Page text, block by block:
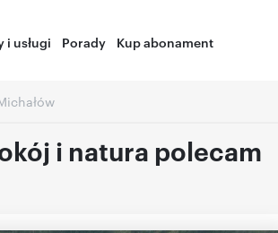
i usługi Porady Kup abonament
i natura polecam